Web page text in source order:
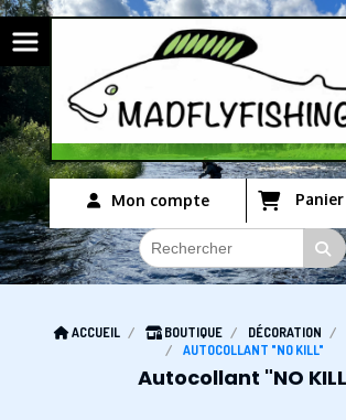
Mon compte Panier
ACCUEIL BOUTIQUE DÉCORATION
AUTOCOLLANT "NO KILL"
Autocollant "NO
Panneau de gestion des cookies